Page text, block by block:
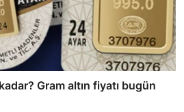
Gram altın fiyatı bugün